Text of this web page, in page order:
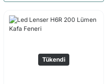
Tükendi